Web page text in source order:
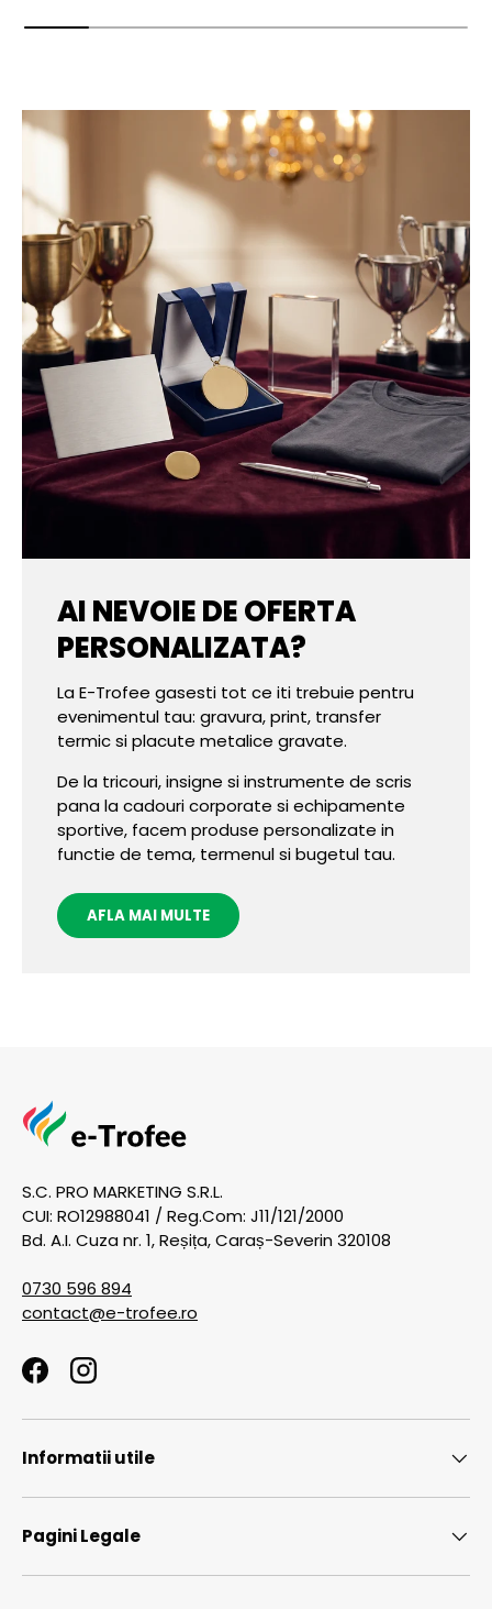
AI NEVOIE DE OFERTA
PERSONALIZATA?
La E-Trofee gasesti tot ce iti trebuie pentru
evenimentul tau: gravura, print, transfer
termic si placute metalice gravate.
De la tricouri, insigne si instrumente de scris
pana la cadouri corporate si echipamente
sportive, facem produse personalizate in
functie de tema, termenul si bugetul tau.
AFLA MAI MULTE
S.C. PRO MARKETING S.R.L.
CUI: RO12988041 / Reg.Com: J11/121/2000
Bd. A.I. Cuza nr. 1, Reșița, Caraș-Severin 320108
0730 596 894
contact@e-trofee.ro
FacebookInstagram
Informatii utile
Pagini Legale